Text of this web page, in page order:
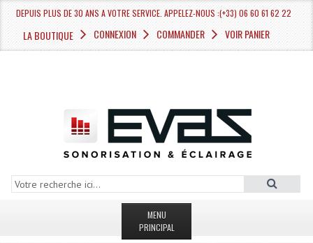
DEPUIS PLUS DE 30 ANS A VOTRE SERVICE. APPELEZ-NOUS :(+33) 06 60 61 62 22
LA BOUTIQUE CONNEXION COMMANDER VOIR PANIER
MENU
PRINCIPAL